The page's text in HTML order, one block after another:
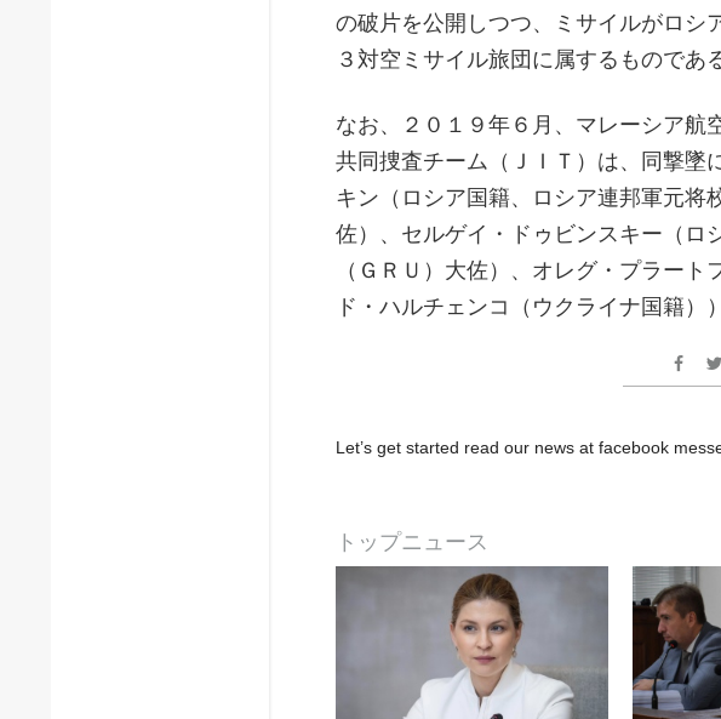
の破片を公開しつつ、ミサイルがロシ
３対空ミサイル旅団に属するものであ
なお、２０１９年６月、マレーシア航
共同捜査チーム（ＪＩＴ）は、同撃墜
キン（ロシア国籍、ロシア連邦軍元将
佐）、セルゲイ・ドゥビンスキー（ロ
（ＧＲＵ）大佐）、オレグ・プラー
ド・ハルチェンコ（ウクライナ国籍）
Let’s get started read our news at facebook
トップニュース